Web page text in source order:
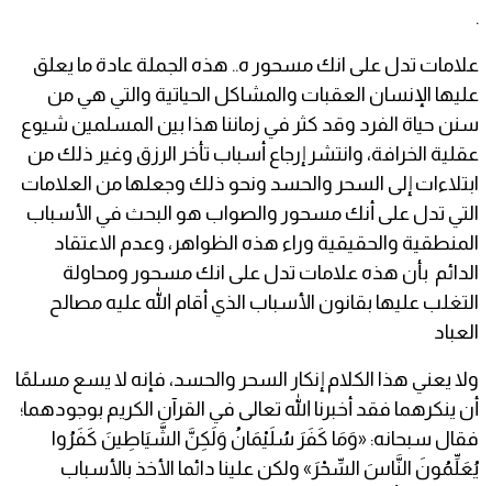
.
علامات تدل على انك مسحور ه.. هذه الجملة عادة ما يعلق
عليها الإنسان العقبات والمشاكل الحياتية والتي هي من
سنن حياة الفرد وقد كثر في زماننا هذا بين المسلمين شيوع
عقلية الخرافة، وانتشر إرجاع أسباب تأخر الرزق وغير ذلك من
ابتلاءات إلى السحر والحسد ونحو ذلك وجعلها من العلامات
التي تدل على أنك مسحور والصواب هو البحث في الأسباب
المنطقية والحقيقية وراء هذه الظواهر، وعدم الاعتقاد
الدائم بأن هذه علامات تدل على انك مسحور ومحاولة
التغلب عليها بقانون الأسباب الذي أقام الله عليه مصالح
العباد
ولا يعني هذا الكلام إنكار السحر والحسد، فإنه لا يسع مسلمًا
أن ينكرهما فقد أخبرنا الله تعالى في القرآن الكريم بوجودهما؛
فقال سبحانه: «وَمَا كَفَرَ سُلَيْمَانُ وَلَكِنَّ الشَّيَاطِينَ كَفَرُوا
يُعَلِّمُونَ النَّاسَ السِّحْرَ» ولكن علينا دائما الأخذ بالأسباب